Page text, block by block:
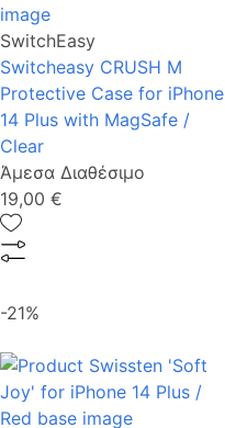
SwitchEasy
Switcheasy CRUSH M
Protective Case for iPhone
14 Plus with MagSafe /
Clear
Άμεσα Διαθέσιμο
19,00 €
-21%